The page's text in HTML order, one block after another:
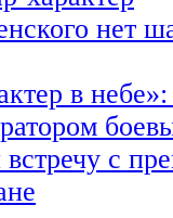
нет
в
с